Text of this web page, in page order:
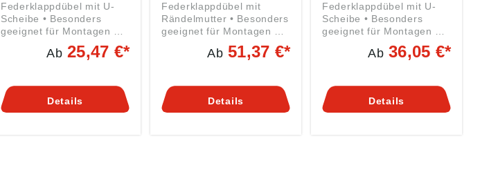
Federklappdübel mit U-
Scheibe • Besonders
geeignet für Montagen an
abgehängten Decken,
Hohldecken und
Leichtbauweise •
Ausstattung: U-Scheibe
Ab25,47 €*
Details
Federklappdübel mit
Rändelmutter • Besonders
geeignet für Montagen an
abgehängten Decken,
Hohldecken und
Leichtbauweise •
Ausstattung: MS-
Ab51,37 €*
Details
Federklappdübel mit U-
Scheibe • Besonders
geeignet für Montagen an
abgehängten Decken,
Hohldecken und
Leichtbauweise •
Ausstattung: U-Scheibe
Ab36,05 €*
Details